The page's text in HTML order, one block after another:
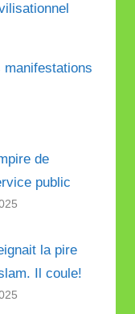
manifestations
de
public
la pire
Il coule!